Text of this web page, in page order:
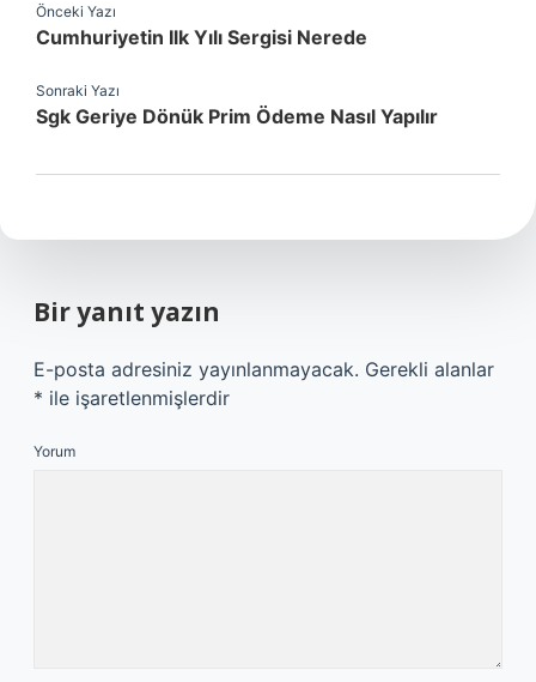
Önceki Yazı
Cumhuriyetin Ilk Yılı Sergisi Nerede
Sonraki Yazı
Sgk Geriye Dönük Prim Ödeme Nasıl Yapılır
Bir yanıt yazın
E-posta adresiniz yayınlanmayacak. Gerekli alanlar
* ile işaretlenmişlerdir
Yorum